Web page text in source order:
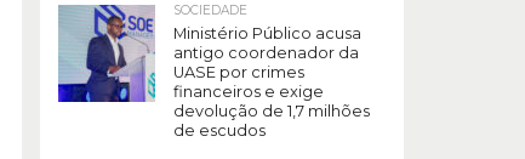
SOCIEDADE
Ministério Público acusa
antigo coordenador da
UASE por crimes
financeiros e exige
devolução de 1,7 milhões
de escudos